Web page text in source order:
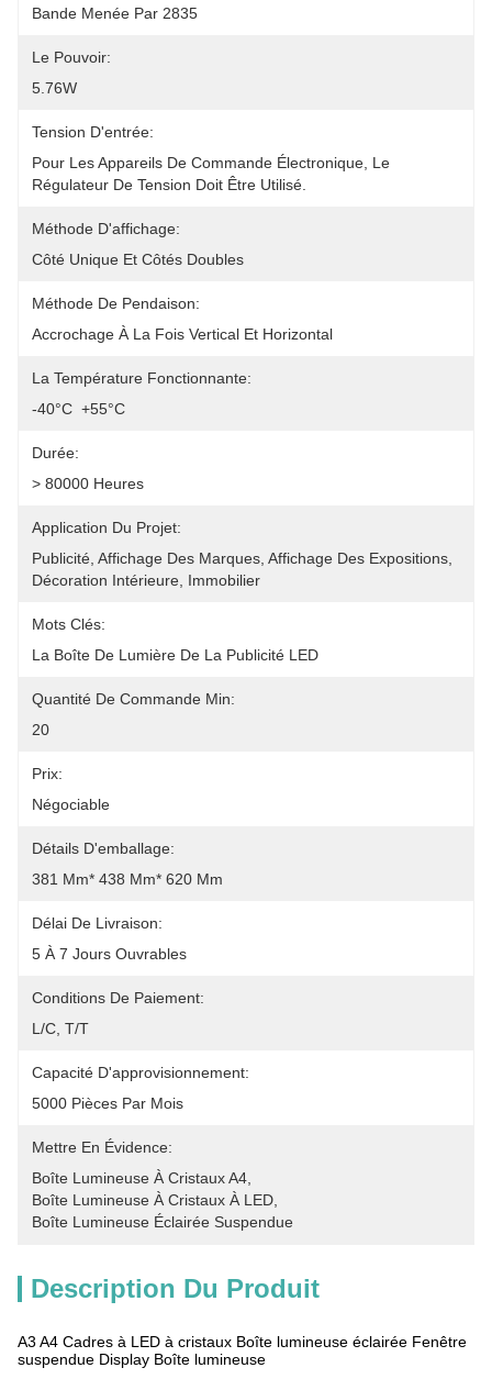
Bande Menée Par 2835
Le Pouvoir:
5.76W
Tension D'entrée:
Pour Les Appareils De Commande Électronique, Le
Régulateur De Tension Doit Être Utilisé.
Méthode D'affichage:
Côté Unique Et Côtés Doubles
Méthode De Pendaison:
Accrochage À La Fois Vertical Et Horizontal
La Température Fonctionnante:
-40°C ️ +55°C
Durée:
> 80000 Heures
Application Du Projet:
Publicité, Affichage Des Marques, Affichage Des Expositions,
Décoration Intérieure, Immobilier
Mots Clés:
La Boîte De Lumière De La Publicité LED
Quantité De Commande Min:
20
Prix:
Négociable
Détails D'emballage:
381 Mm* 438 Mm* 620 Mm
Délai De Livraison:
5 À 7 Jours Ouvrables
Conditions De Paiement:
L/C, T/T
Capacité D'approvisionnement:
5000 Pièces Par Mois
Mettre En Évidence:
Boîte Lumineuse À Cristaux A4
Boîte Lumineuse À Cristaux À LED
Boîte Lumineuse Éclairée Suspendue
Description Du Produit
A3 A4 Cadres à LED à cristaux Boîte lumineuse éclairée Fenêtre
suspendue Display Boîte lumineuse